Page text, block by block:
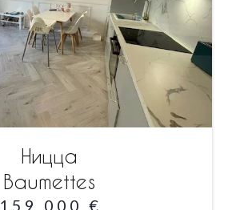
Ницца
Baumettes
159 000 €